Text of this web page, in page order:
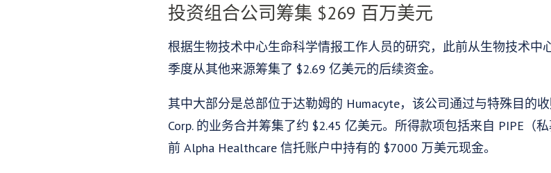
投资组合公司筹集 $269 百万美元
根据生物技术中心生命科学情报工作人员的研究，此前从生物技术中
季度从其他来源筹集了 $2.69 亿美元的后续资金。
其中大部分是总部位于达勒姆的 Humacyte，该公司通过与特殊目的
Corp. 的业务合并筹集了约 $2.45 亿美元。所得款项包括来自 PIPE（
前 Alpha Healthcare 信托账户中持有的 $7000 万美元现金。